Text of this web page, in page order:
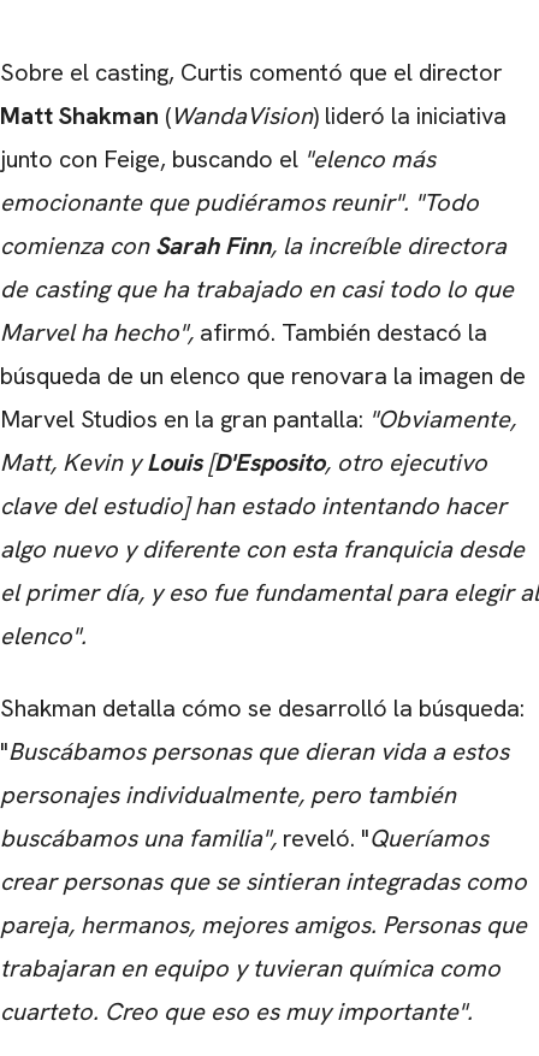
Sobre el casting, Curtis comentó que el director
Matt Shakman (WandaVision) lideró la iniciativa
junto con Feige, buscando el "elenco más
emocionante que pudiéramos reunir". "Todo
comienza conSarah Finn, la increíble directora
de casting que ha trabajado en casi todo lo que
Marvel ha hecho", afirmó. También destacó la
búsqueda de un elenco que renovara la imagen de
Marvel Studios en la gran pantalla: "Obviamente,
Matt, Kevin yLouis[D'Esposito, otro ejecutivo
clave del estudio] han estado intentando hacer
algo nuevo y diferente con esta franquicia desde
el primer día, y eso fue fundamental para elegir al
elenco".
Shakman detalla cómo se desarrolló la búsqueda:
"Buscábamos personas que dieran vida a estos
personajes individualmente, pero también
buscábamos una familia", reveló. "Queríamos
crear personas que se sintieran integradas como
pareja, hermanos, mejores amigos. Personas que
trabajaran en equipo y tuvieran química como
cuarteto. Creo que eso es muy importante".